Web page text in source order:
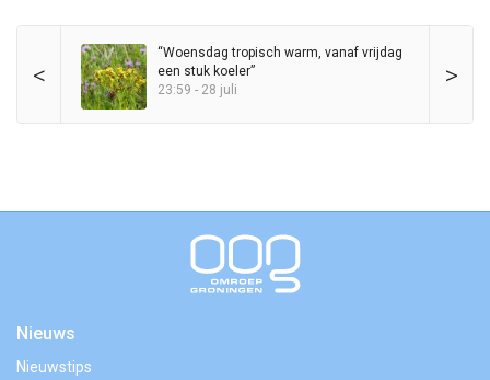
< >
“Woensdag tropisch warm, vanaf vrijdag
een stuk koeler”
23:59 - 28 juli
Nieuws
Nieuwstips